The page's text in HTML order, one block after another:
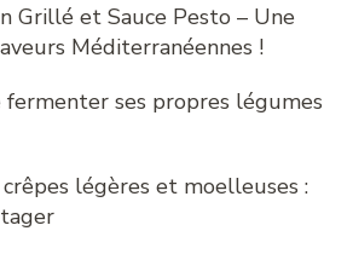
Grillé et Sauce Pesto – Une
Méditerranéennes !
ses propres légumes
légères et moelleuses :